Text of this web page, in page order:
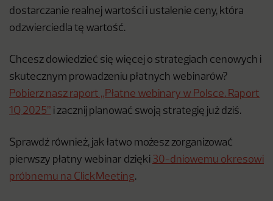
dostarczanie realnej wartości i ustalenie ceny, która
odzwierciedla tę wartość.
Chcesz dowiedzieć się więcej o strategiach cenowych i
skutecznym prowadzeniu płatnych webinarów?
Pobierz nasz raport „Płatne webinary w Polsce. Raport
1Q 2025” i zacznij planować swoją strategię już dziś.
Sprawdź również, jak łatwo możesz zorganizować
pierwszy płatny webinar dzięki 30-dniowemu okresowi
próbnemu na ClickMeeting.